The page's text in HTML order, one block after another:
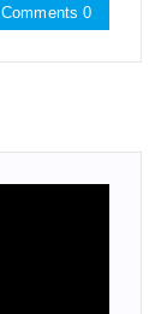
Comments 0